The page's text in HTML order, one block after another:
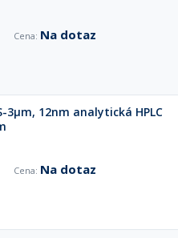
Na dotaz
3µm, 12nm analytická HPLC
Na dotaz